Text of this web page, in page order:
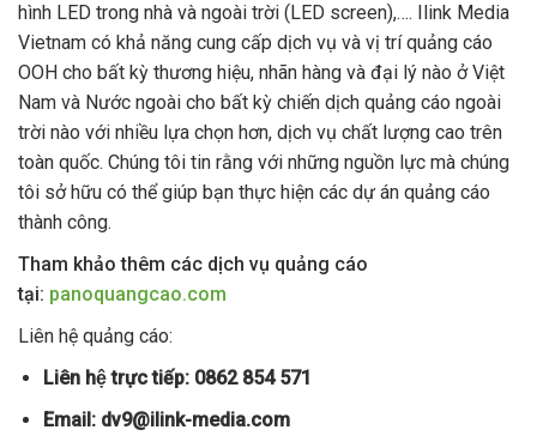
hình LED trong nhà và ngoài trời (LED screen),…. Ilink Media
Vietnam có khả năng cung cấp dịch vụ và vị trí quảng cáo
OOH cho bất kỳ thương hiệu, nhãn hàng và đại lý nào ở Việt
Nam và Nước ngoài cho bất kỳ chiến dịch quảng cáo ngoài
trời nào với nhiều lựa chọn hơn, dịch vụ chất lượng cao trên
toàn quốc. Chúng tôi tin rằng với những nguồn lực mà chúng
tôi sở hữu có thể giúp bạn thực hiện các dự án quảng cáo
thành công.
Tham khảo thêm các dịch vụ quảng cáo
tại: panoquangcao.com
Liên hệ quảng cáo:
Liên hệ trực tiếp: 0862 854 571
Email: dv9@ilink-media.com